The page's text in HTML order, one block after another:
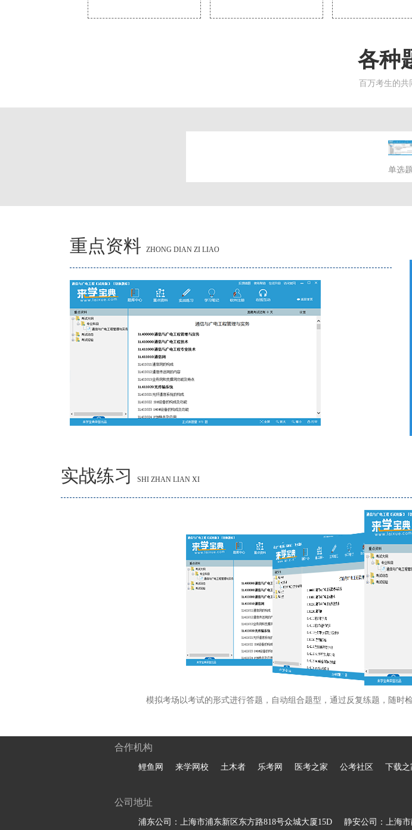
各种
百万考生的共
单选题
重点资料 ZHONG DIAN ZI LIAO
实战练习 SHI ZHAN LIAN XI
模拟考场以考试的形式进行答题，自动组合题型，通过反复练题，随时
合作机构
鲤鱼网 来学网校 土木者 乐考网 医考之家 公考社区 下载之
公司地址
浦东公司：上海市浦东新区东方路818号众城大厦15D 静安公司：上海